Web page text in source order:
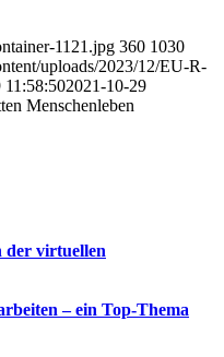
1121.jpg 360 1030
uploads/2023/12/EU-R-
11:58:502021-10-29
Menschenleben
der virtuellen
– ein Top-Thema